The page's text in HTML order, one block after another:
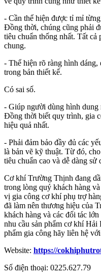
- Cần thể hiện được tỉ mỉ
Đồng thời, chúng cũng phải
tiêu chuẩn thống nhất. Tất
chung.
- Thể hiện rõ ràng hình dáng,
trong bản thiết kế.
Có sai số.
- Giúp người dùng hình dung
Đồng thời biết quy trình, gia
hiệu quả nhất.
- Phải đảm bảo đầy đủ các
là bản vẽ kỹ thuật. Từ đó,
tiêu chuẩn cao và dễ dàng sử
Cơ khí Trường Thịnh đang
trong lòng quý khách hàng
vị gia công cơ khí phụ trợ
đã làm nên thương hiệu của
khách hàng và các đối tác
nhu cầu sản phẩm cơ khí Hải
phẩm gia công hãy liên hệ
Website: https://
Số điện thoại: 0225.627.79